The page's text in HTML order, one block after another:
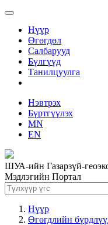
Нүүр
Өгөгдөл
Салбарууд
Бүлгүүд
Танилцуулга
Нэвтрэх
Бүртгүүлэх
MN
EN
ШУА-ийн Газарзүй-
Мэдлэгийн Портал
Нүүр
Өгөгдлийн